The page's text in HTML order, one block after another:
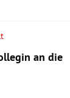
an die